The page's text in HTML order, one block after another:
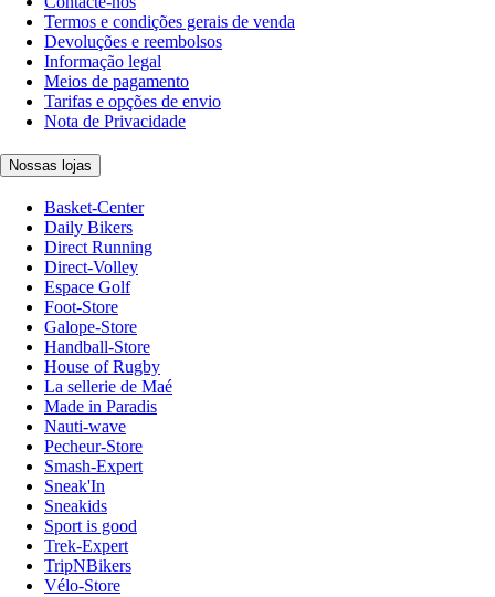
Termos e condições gerais de venda
Devoluções e reembolsos
Informação legal
Meios de pagamento
Tarifas e opções de envio
Nota de Privacidade
Nossas lojas
Basket-Center
Daily Bikers
Direct Running
Direct-Volley
Espace Golf
Foot-Store
Galope-Store
Handball-Store
House of Rugby
La sellerie de Maé
Made in Paradis
Nauti-wave
Pecheur-Store
Smash-Expert
Sneak'In
Sneakids
Sport is good
Trek-Expert
TripNBikers
Vélo-Store